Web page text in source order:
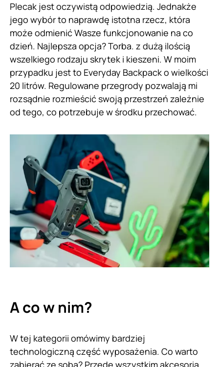
Plecak jest oczywistą odpowiedzią. Jednakże
jego wybór to naprawdę istotna rzecz, która
może odmienić Wasze funkcjonowanie na co
dzień. Najlepsza opcja? Torba. z dużą ilością
wszelkiego rodzaju skrytek i kieszeni. W moim
przypadku jest to Everyday Backpack o wielkości
20 litrów. Regulowane przegrody pozwalają mi
rozsądnie rozmieścić swoją przestrzeń zależnie
od tego, co potrzebuje w środku przechować.
A co w nim?
W tej kategorii omówimy bardziej
technologiczną część wyposażenia. Co warto